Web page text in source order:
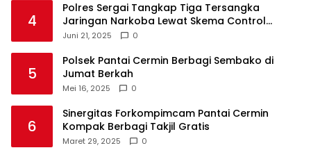
4
Polres Sergai Tangkap Tiga Tersangka
Jaringan Narkoba Lewat Skema Control
Delivery
Juni 21, 2025 0
5
Polsek Pantai Cermin Berbagi Sembako di
Jumat Berkah
Mei 16, 2025 0
6
Sinergitas Forkompimcam Pantai Cermin
Kompak Berbagi Takjil Gratis
Maret 29, 2025 0